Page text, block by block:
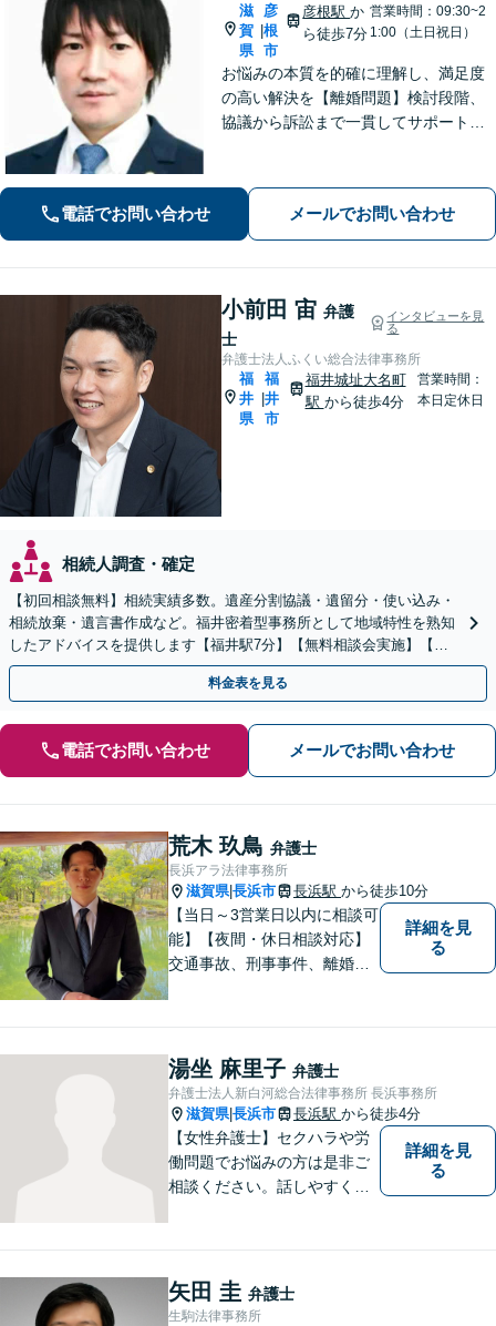
滋
賀
県
|
彦
根
市
彦根駅か
ら徒歩7分
営業時間：09:30~2
1:00（土日祝日）
お悩みの本質を的確に理解し、満足度
の高い解決を【離婚問題】検討段階、
協議から訴訟まで一貫してサポート
求など幅広く対応【オンライン面談】
【彦根駅7分】
電話でお問い合わせ メールでお問い合わせ
小前田 宙 弁護
士
インタビューを見
る
弁護士法人ふくい総合法律事務所
福
井
県
|
福
井
市
福井城址大名町
駅 から徒歩4分
営業時間：
本日定休日
相続人調査・確定
【初回相談無料】相続実績多数。遺産分割協議・遺留分・使い込み・
相続放棄・遺言書作成など。福井密着型事務所として地域特性を熟知
したアドバイスを提供します【福井駅7分】【無料相談会実施】【完
全個室で対応】
料金表を見る
電話でお問い合わせ メールでお問い合わせ
荒木 玖鳥 弁護士
長浜アラ法律事務所
滋賀県|長浜市 長浜駅 から徒歩10分
【当日～3営業日以内に相談可
能】【夜間・休日相談対応】
交通事故、刑事事件、離婚・
詳細を見
る
湯坐 麻里子 弁護士
弁護士法人新白河総合法律事務所 長浜事務所
滋賀県|長浜市 長浜駅 から徒歩4分
【女性弁護士】セクハラや労
働問題でお悩みの方は是非ご
相談ください。話しやすく相
詳細を見
る
矢田 圭 弁護士
生駒法律事務所